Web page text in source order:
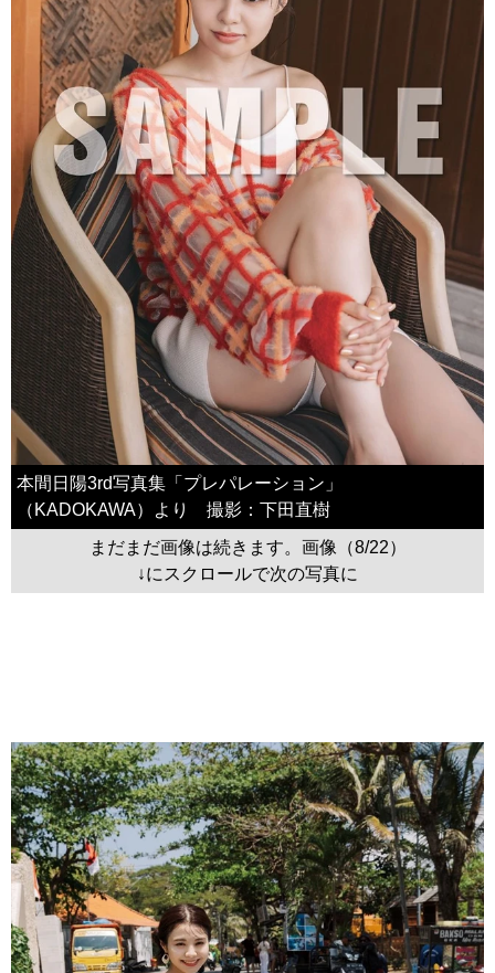
本間日陽3rd写真集「プレパレーション」
（KADOKAWA）より 撮影：下田直樹
まだまだ画像は続きます。画像（8/22）
↓にスクロールで次の写真に